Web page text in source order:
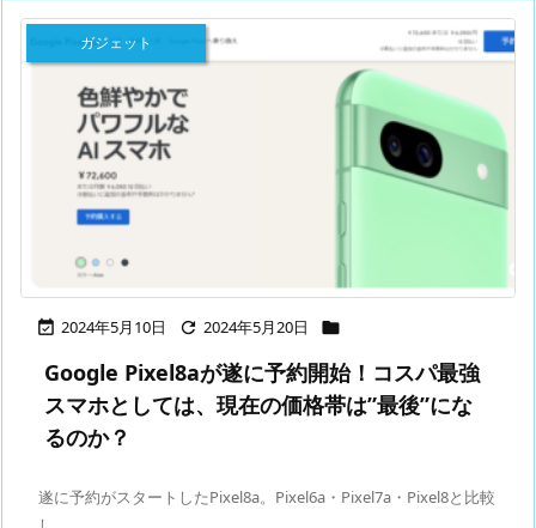
 2024年5月10日  2024年5月20日 
ガジェット
Google Pixel8aが遂に予約開始！コスパ最強
スマホとしては、現在の価格帯は”最後”にな
るのか？
遂に予約がスタートしたPixel8a。Pixel6a・Pixel7a・Pixel8と比較